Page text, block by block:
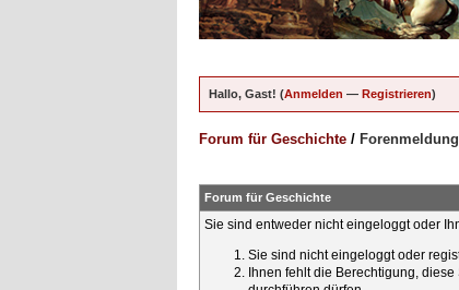
Hallo, Gast! (Anmelden — Registrieren)
Forum für Geschichte / Forenmeldung
Forum für Geschichte
Sie sind entweder nicht eingeloggt oder
Sie sind nicht eingeloggt oder
Ihnen fehlt die Berechtigung,